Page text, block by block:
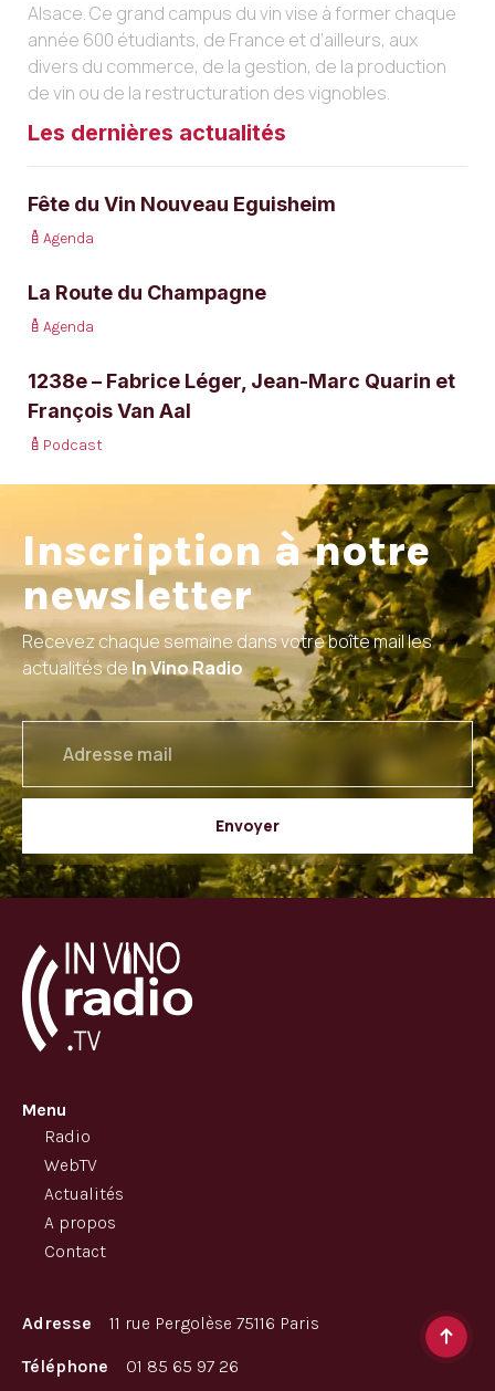
Alsace. Ce grand campus du vin vise à former chaque
année 600 étudiants, de France et d’ailleurs, aux
divers du commerce, de la gestion, de la production
de vin ou de la restructuration des vignobles.
Les dernières actualités
Fête du Vin Nouveau Eguisheim
Agenda
La Route du Champagne
Agenda
1238e – Fabrice Léger, Jean-Marc Quarin et
François Van Aal
Podcast
Inscription à notre
newsletter
Recevez chaque semaine dans votre boîte mail les
actualités de In Vino Radio
email
Envoyer
Menu
Radio
WebTV
Actualités
A propos
Contact
Adresse 11 rue Pergolèse 75116 Paris
Téléphone 01 85 65 97 26